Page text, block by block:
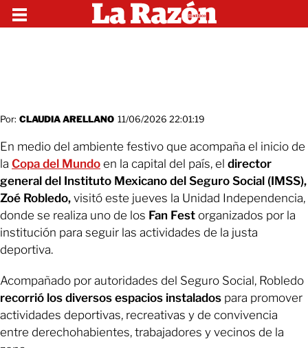
Por: CLAUDIA ARELLANO 11/06/2026 22:01:19
En medio del ambiente festivo que acompaña el inicio de
la Copa del Mundo en la capital del país, el director
general del Instituto Mexicano del Seguro Social (IMSS),
Zoé Robledo, visitó este jueves la Unidad Independencia,
donde se realiza uno de los Fan Fest organizados por la
institución para seguir las actividades de la justa
deportiva.
Acompañado por autoridades del Seguro Social, Robledo
recorrió los diversos espacios instalados para promover
actividades deportivas, recreativas y de convivencia
entre derechohabientes, trabajadores y vecinos de la